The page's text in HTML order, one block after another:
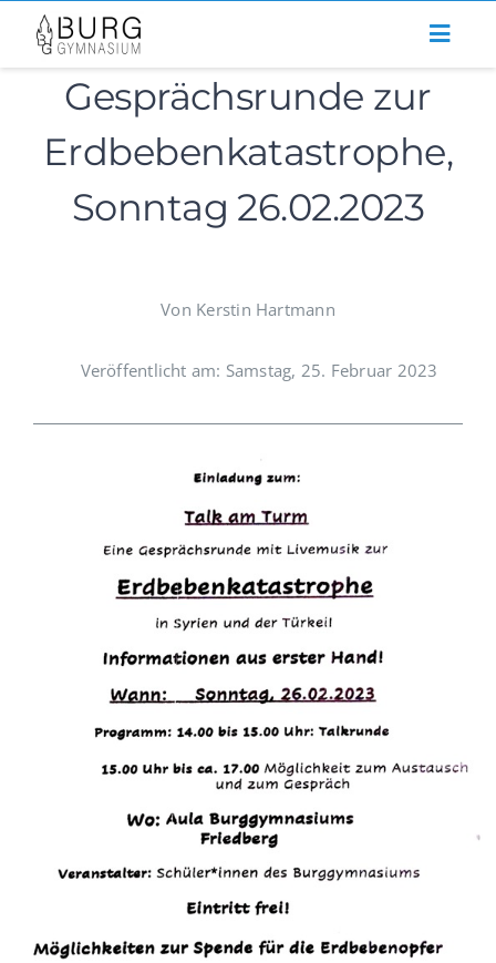
Zum
Inhalt
springenGesprächsrunde zur
Erdbebenkatastrophe,
Sonntag 26.02.2023
Von Kerstin Hartmann
Veröffentlicht am: Samstag, 25. Februar 2023